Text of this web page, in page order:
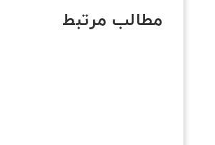
مطالب مرتبط